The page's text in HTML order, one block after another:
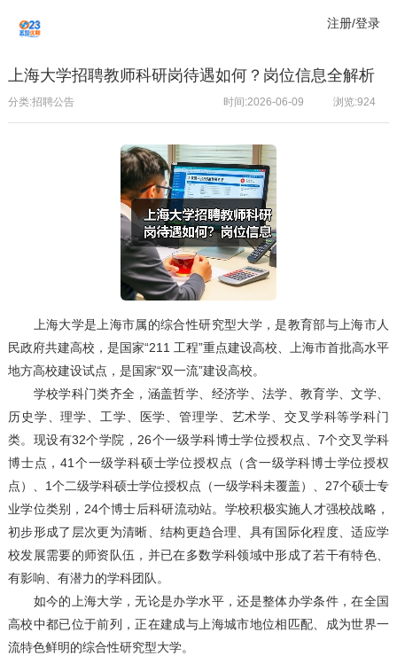
注册/登录
上海大学招聘教师科研岗待遇如何？岗位信息全解析
分类:招聘公告 浏览:924
时间:2026-06-09
上海大学是上海市属的综合性研究型大学，是教育部与上海市人
民政府共建高校，是国家“211 工程”重点建设高校、上海市首批高水平
地方高校建设试点，是国家“双一流”建设高校。
学校学科门类齐全，涵盖哲学、经济学、法学、教育学、文学、
历史学、理学、工学、医学、管理学、艺术学、交叉学科等学科门
类。现设有32个学院，26个一级学科博士学位授权点、7个交叉学科
博士点，41个一级学科硕士学位授权点（含一级学科博士学位授权
点）、1个二级学科硕士学位授权点（一级学科未覆盖）、27个硕士专
业学位类别，24个博士后科研流动站。学校积极实施人才强校战略，
初步形成了层次更为清晰、结构更趋合理、具有国际化程度、适应学
校发展需要的师资队伍，并已在多数学科领域中形成了若干有特色、
有影响、有潜力的学科团队。
如今的上海大学，无论是办学水平，还是整体办学条件，在全国
高校中都已位于前列，正在建成与上海城市地位相匹配、成为世界一
流特色鲜明的综合性研究型大学。